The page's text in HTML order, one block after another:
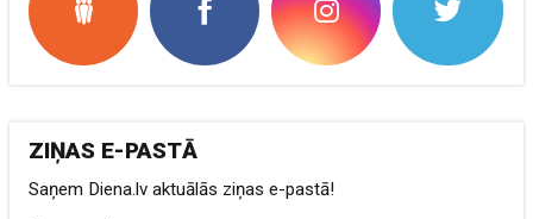
ZIŅAS E-PASTĀ
Saņem Diena.lv aktuālās ziņas e-pastā!